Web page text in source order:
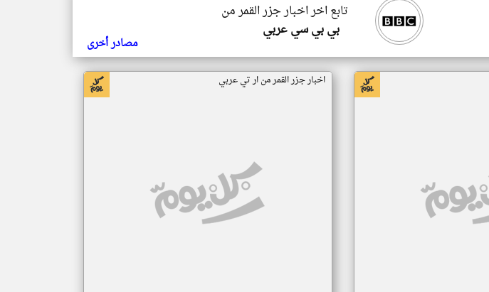
تابع اخر اخبار جزر القمر من
بي بي سي عربي
مصادر أخرى
اخبار جزر القمر من ار تي عربي